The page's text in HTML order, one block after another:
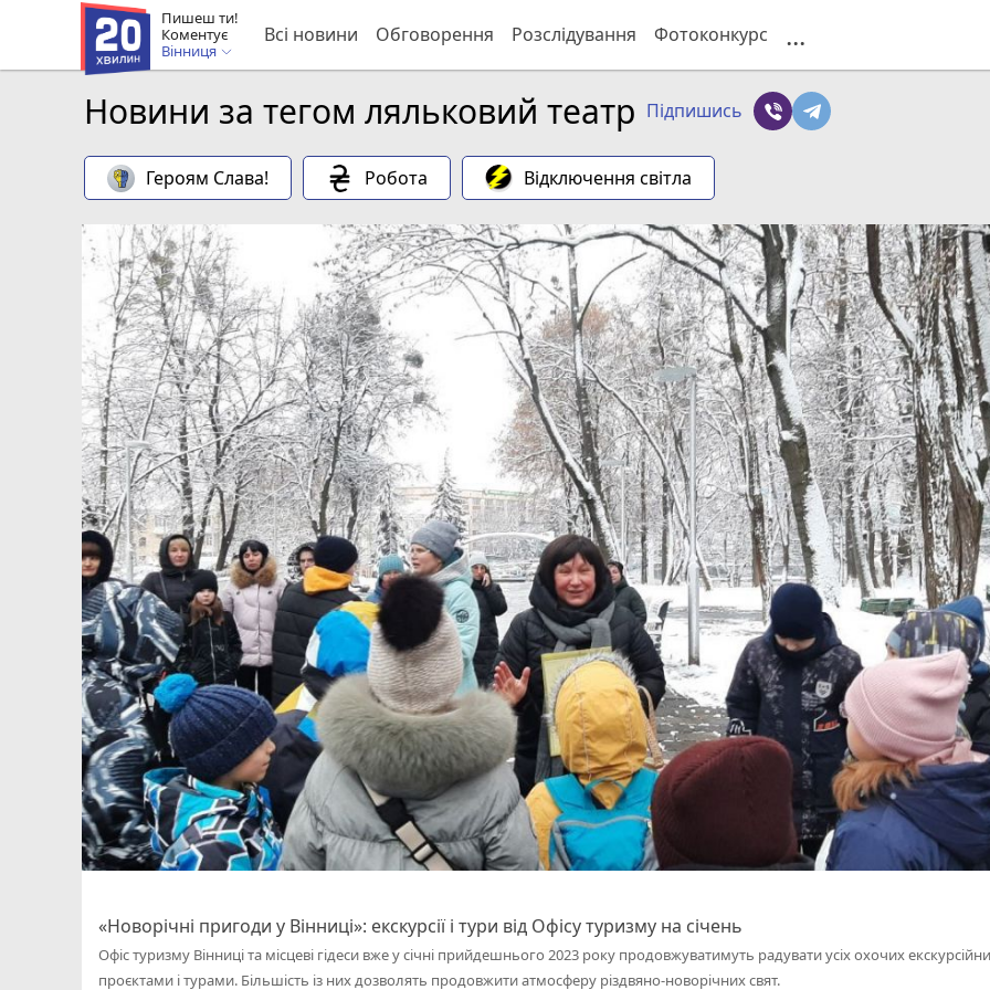
Пишеш ти!
Коментує
Вінниця
Всі новини Обговорення Розслідування Фотоконкурс ...
Новини за тегом ляльковий театр Підпишись
Героям Слава! Робота Відключення світла
«Новорічні пригоди у Вінниці»: екскурсії і тури від Офісу туризму на січень
Офіс туризму Вінниці та місцеві гідеси вже у січні прийдешнього 2023 року продовжуватимуть радувати усіх охочих
проєктами і турами. Більшість із них дозволять продовжити атмосферу різдвяно-новорічних свят.